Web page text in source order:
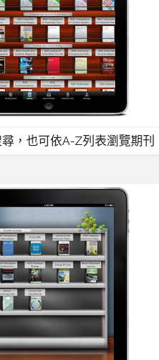
，也可依A-Z列表瀏覽期刊